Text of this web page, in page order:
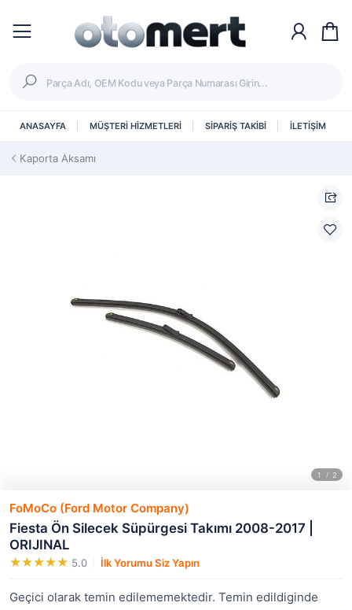
ANASAYFA MÜŞTERİ HİZMETLERİ SİPARİŞ TAKİBİ İLETİŞİM
Kaporta Aksamı
FoMoCo (Ford Motor Company)
Fiesta Ön Silecek Süpürgesi Takımı 2008-2017 |
ORIJINAL
5.0 İlk Yorumu Siz Yapın
Geçici olarak temin edilememektedir. Temin edildiginde